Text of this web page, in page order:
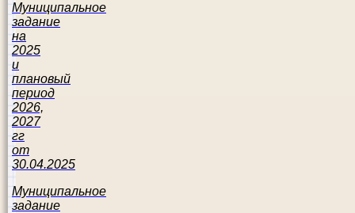
Муниципальное
задание
на
2025
и
плановый
период
2026,
2027
гг
от
30.04.2025
Муниципальное
задание